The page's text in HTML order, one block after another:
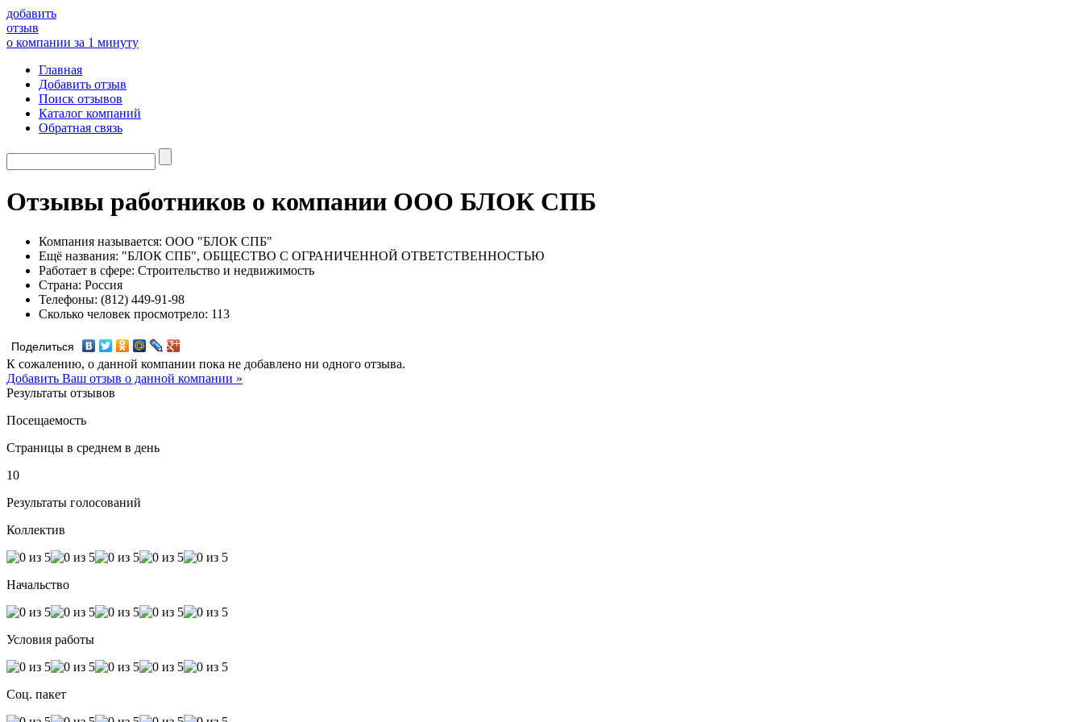
добавить
отзыв
о компании за 1 минуту
Главная
Добавить отзыв
Поиск отзывов
Каталог компаний
Обратная связь
Отзывы работников о компании ООО БЛОК СПБ
Компания называется: ООО "БЛОК СПБ"
Ещё названия: "БЛОК СПБ", ОБЩЕСТВО С ОГРАНИЧЕННОЙ ОТВЕТСТВЕННОСТЬЮ
Работает в сфере: Строительство и недвижимость
Страна: Россия
Телефоны: (812) 449-91-98
Сколько человек просмотрело: 113
Поделиться
К сожалению, о данной компании пока не добавлено ни одного отзыва.
Добавить Ваш отзыв о данной компании »
Результаты отзывов
Посещаемость
Страницы в среднем в день
10
Результаты голосований
Коллектив
Начальство
Условия работы
Соц. пакет